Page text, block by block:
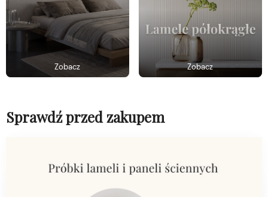
Zobacz Zobacz
Sprawdź przed zakupem